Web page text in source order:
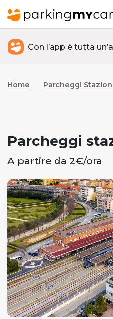
Con l’app è tutta
Home Parcheggi
Parcheggi
A partire da 2€/ora